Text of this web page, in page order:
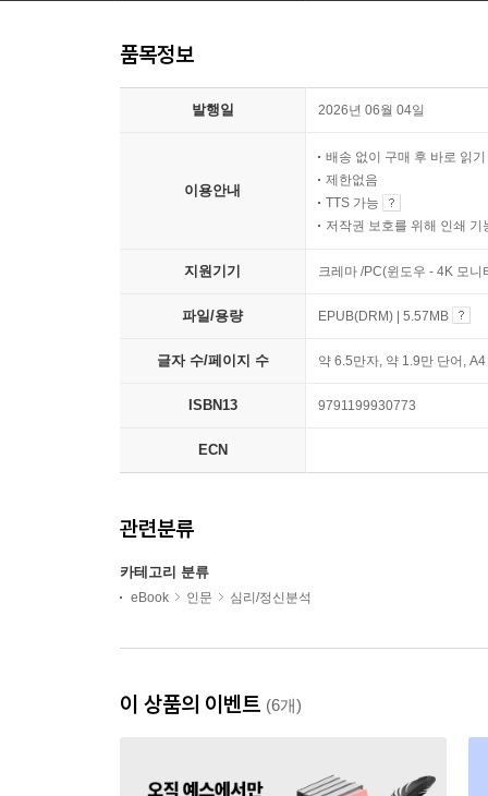
품목정보
발행일 2026년 06월 04일
이용안내
배송 없이 구매 후 바로 읽기
제한없음
TTS 가능
저작권 보호를 위해 인쇄 기
지원기기 크레마 /PC(윈도우 - 4K 모
파일/용량 EPUB(DRM) | 5.57MB
글자 수/페이지 수 약 6.5만자, 약 1.9만 단어,
ISBN13 9791199930773
ECN
관련분류
카테고리 분류
eBook 인문 심리/정신분석
이 상품의 이벤트 (6개)